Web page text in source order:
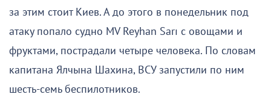
за этим стоит Киев. А до этого в понедельник под
атаку попало судно MV Reyhan Sarı с овощами и
фруктами, пострадали четыре человека. По словам
капитана Ялчына Шахина, ВСУ запустили по ним
шесть-семь беспилотников.